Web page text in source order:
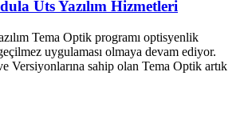
Üts Yazılım Hizmetleri
Tema Optik programı optisyenlik
uygulaması olmaya devam ediyor.
Versiyonlarına sahip olan Tema Optik artık